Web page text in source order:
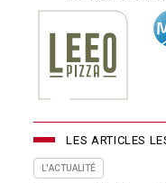
LES ARTICLES
L'ACTUALITÉ